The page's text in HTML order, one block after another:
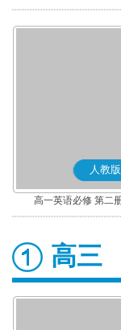
治(部编版)
人教版
高一英语必修 第二
高三